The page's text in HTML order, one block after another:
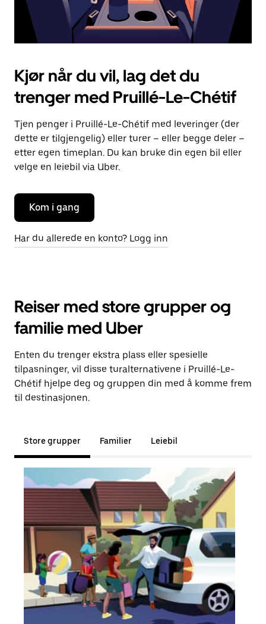
Kjør når du vil, lag det du
trenger med Pruillé-Le-Chétif
Tjen penger i Pruillé-Le-Chétif med leveringer (der
dette er tilgjengelig) eller turer – eller begge deler –
etter egen timeplan. Du kan bruke din egen bil eller
velge en leiebil via Uber.
Kom i gang
Har du allerede en konto? Logg inn
Reiser med store grupper og
familie med Uber
Enten du trenger ekstra plass eller spesielle
tilpasninger, vil disse turalternativene i Pruillé-Le-
Chétif hjelpe deg og gruppen din med å komme frem
til destinasjonen.
Store grupper Familier Leiebil